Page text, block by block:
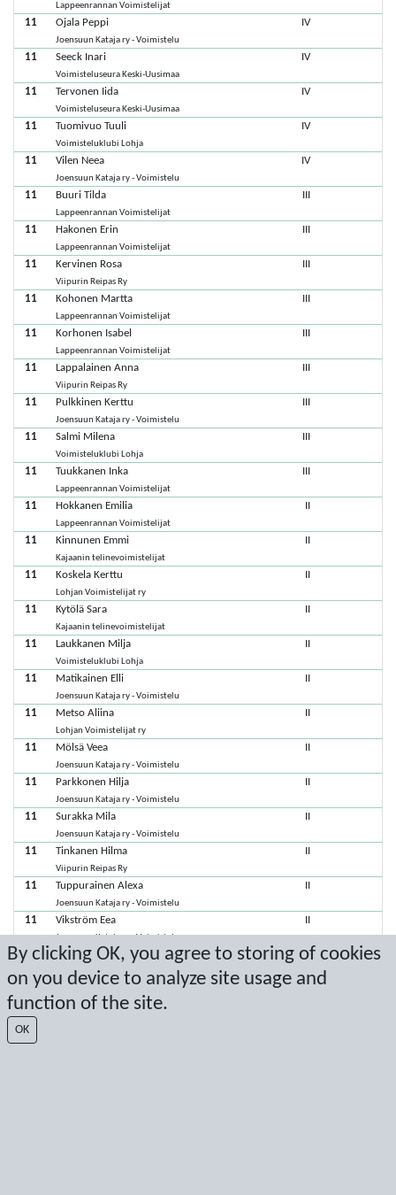
By clicking OK, you agree to storing of cookies
on you device to analyze site usage and
function of the site.
OK
Lappeenrannan Voimistelijat
11 Ojala Peppi
Joensuun Kataja ry - Voimistelu
IV
11 Seeck Inari
Voimisteluseura Keski-Uusimaa
IV
11 Tervonen Iida
Voimisteluseura Keski-Uusimaa
IV
11 Tuomivuo Tuuli
Voimisteluklubi Lohja
IV
11 Vilen Neea
Joensuun Kataja ry - Voimistelu
IV
11 Buuri Tilda
Lappeenrannan Voimistelijat
III
11 Hakonen Erin
Lappeenrannan Voimistelijat
III
11 Kervinen Rosa
Viipurin Reipas Ry
III
11 Kohonen Martta
Lappeenrannan Voimistelijat
III
11 Korhonen Isabel
Lappeenrannan Voimistelijat
III
11 Lappalainen Anna
Viipurin Reipas Ry
III
11 Pulkkinen Kerttu
Joensuun Kataja ry - Voimistelu
III
11 Salmi Milena
Voimisteluklubi Lohja
III
11 Tuukkanen Inka
Lappeenrannan Voimistelijat
III
11 Hokkanen Emilia
Lappeenrannan Voimistelijat
II
11 Kinnunen Emmi
Kajaanin telinevoimistelijat
II
11 Koskela Kerttu
Lohjan Voimistelijat ry
II
11 Kytölä Sara
Kajaanin telinevoimistelijat
II
11 Laukkanen Milja
Voimisteluklubi Lohja
II
11 Matikainen Elli
Joensuun Kataja ry - Voimistelu
II
11 Metso Aliina
Lohjan Voimistelijat ry
II
11 Mölsä Veea
Joensuun Kataja ry - Voimistelu
II
11 Parkkonen Hilja
Joensuun Kataja ry - Voimistelu
II
11 Surakka Mila
Joensuun Kataja ry - Voimistelu
II
11 Tinkanen Hilma
Viipurin Reipas Ry
II
11 Tuppurainen Alexa
Joensuun Kataja ry - Voimistelu
II
11 Vikström Eea
Joensuun Kataja ry - Voimistelu
II
11 Hiltunen Lilia
Ylivieska Gymnastics
I
11
Joensuun Kataja ry - Voimistelu
11